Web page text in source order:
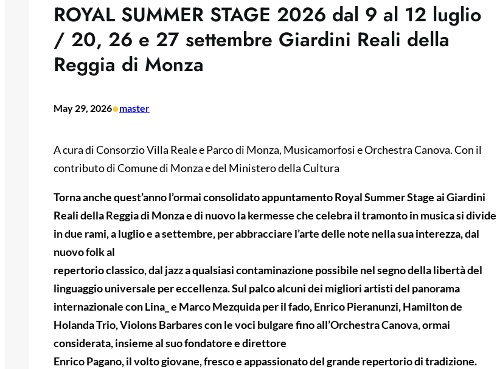
ROYAL SUMMER STAGE 2026 dal 9 al 12 luglio
/ 20, 26 e 27 settembre Giardini Reali della
Reggia di Monza
May 29, 2026•master
A cura di Consorzio Villa Reale e Parco di Monza, Musicamorfosi e Orchestra Canova. Con il
contributo di Comune di Monza e del Ministero della Cultura
Torna anche quest’anno l’ormai consolidato appuntamento Royal Summer Stage ai Giardini
Reali della Reggiadi Monza e di nuovo la kermesse che celebra il tramonto in musica si divide
in due rami, a luglio e a settembre, per abbracciare l’arte delle note nella sua interezza, dal
nuovo folk al
repertorio classico, dal jazz a qualsiasi contaminazione possibile nel segno della libertà del
linguaggio universale per eccellenza. Sul palco alcuni dei migliori artisti del panorama
internazionale con Lina_ e Marco Mezquida per il fado, Enrico Pieranunzi, Hamilton de
Holanda Trio, Violons Barbares con le voci bulgare fino all’Orchestra Canova, ormai
considerata, insieme al suo fondatore e direttore
Enrico Pagano, il volto giovane, fresco e appassionato del grande repertorio di tradizione.